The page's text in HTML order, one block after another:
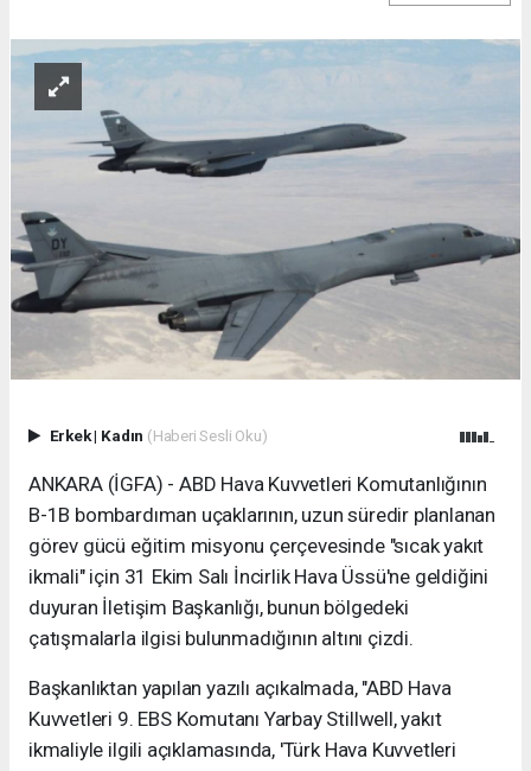
Erkek| Kadın (Haberi Sesli Oku)
ANKARA (İGFA) - ABD Hava Kuvvetleri Komutanlığının
B-1B bombardıman uçaklarının, uzun süredir planlanan
görev gücü eğitim misyonu çerçevesinde "sıcak yakıt
ikmali" için 31 Ekim Salı İncirlik Hava Üssü'ne geldiğini
duyuran İletişim Başkanlığı, bunun bölgedeki
çatışmalarla ilgisi bulunmadığının altını çizdi.
Başkanlıktan yapılan yazılı açıkalmada, "ABD Hava
Kuvvetleri 9. EBS Komutanı Yarbay Stillwell, yakıt
ikmaliyle ilgili açıklamasında, 'Türk Hava Kuvvetleri